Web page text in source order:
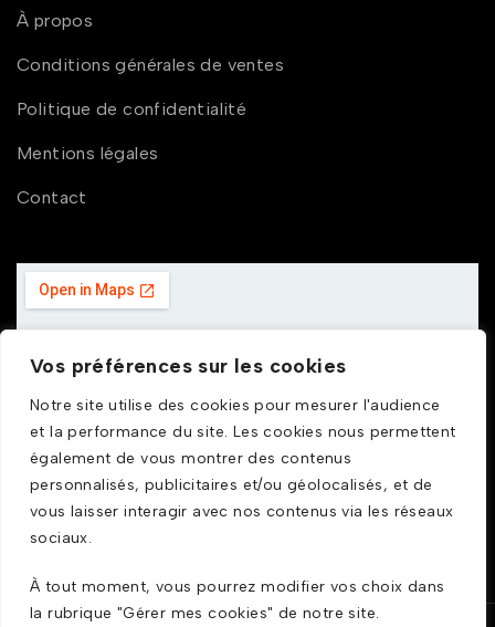
Vos préférences sur les cookies
Notre site utilise des cookies pour mesurer l'audience
et la performance du site. Les cookies nous permettent
également de vous montrer des contenus
personnalisés, publicitaires et/ou géolocalisés, et de
vous laisser interagir avec nos contenus via les réseaux
sociaux.
À tout moment, vous pourrez modifier vos choix dans
la rubrique "Gérer mes cookies" de notre site.
À propos
Conditions générales de ventes
Politique de confidentialité
Mentions légales
Contact